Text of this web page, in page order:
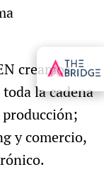
creamos
la cadena
y comercio,